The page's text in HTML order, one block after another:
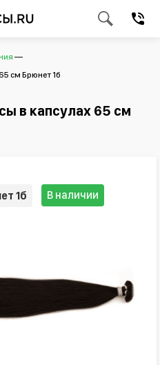
см Брюнет 1б
в капсулах 65 см
1б В наличии